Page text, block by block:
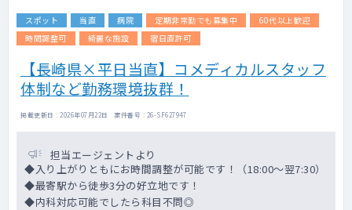
スポット 当直 病院 定期非常勤でも募集中
60代以上歓迎
時間調整可
綺麗な施設 宿日直許可
【長崎県×平日当直】コメディカルスタッフ
体制など勤務環境抜群！
掲載更新日 : 2026年07月22日 案件番号 : 26-SF627947
担当エージェントより
◆入り上がりともにお時間調整が可能です！（18:00～翌7:30）
◆最寄駅から徒歩3分の好立地です！
◆内科対応可能でしたら科目不問◎